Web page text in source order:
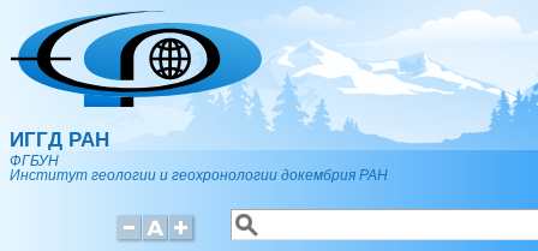
Перейти к основному содержанию
ИГГД РАН
ФГБУН
Институт геологии и геохронологии докембрия РАН
Форма поиска
Поиск